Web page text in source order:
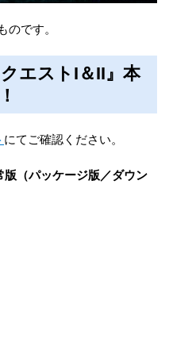
です。
エストI＆II』本
にてご確認ください。
版（パッケージ版／ダウン